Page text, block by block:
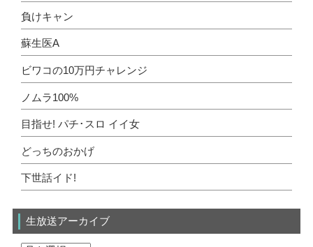
負けキャン
蘇生医A
ビワコの10万円チャレンジ
ノムラ100%
目指せ! パチ･スロ イイ女
どっちのおかげ
下世話イド!
生放送アーカイブ